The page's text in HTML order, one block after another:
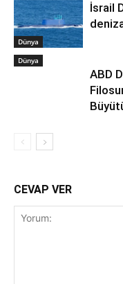
Dünya
İsrail
Dünya
ABD
CEVAP VER